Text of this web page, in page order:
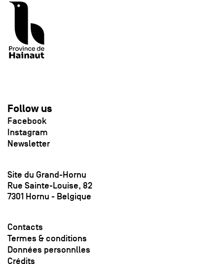
Follow us
Facebook
Instagram
Newsletter
Site du Grand-Hornu
Rue Sainte-Louise, 82
7301 Hornu - Belgique
Contacts
Termes & conditions
Données personnlles
Crédits